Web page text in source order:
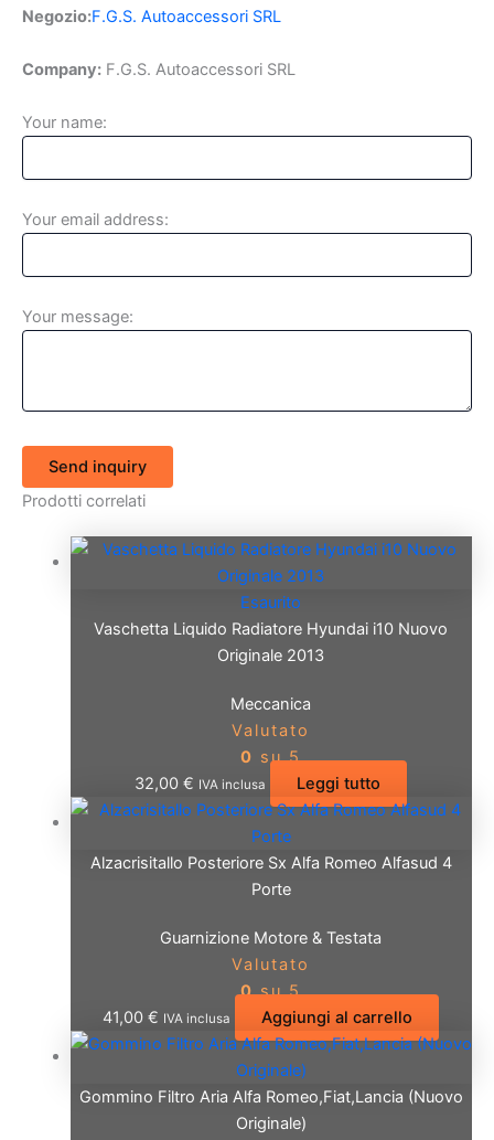
Negozio:F.G.S. Autoaccessori SRL
Company: F.G.S. Autoaccessori SRL
Your name:
Your email address:
Your message:
Send inquiry
Prodotti correlati
Esaurito
Vaschetta Liquido Radiatore Hyundai i10 Nuovo
Originale 2013
Meccanica
Valutato
0 su 5
32,00€ IVA inclusa Leggi tutto
Alzacrisitallo Posteriore Sx Alfa Romeo Alfasud 4
Porte
Guarnizione Motore & Testata
Valutato
0su 5
41,00€ IVA inclusa Aggiungi al carrello
Gommino Filtro Aria Alfa Romeo,Fiat,Lancia (Nuovo
Originale)